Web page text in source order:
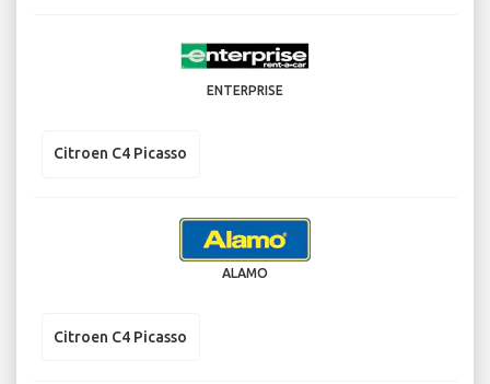
ENTERPRISE
Citroen C4 Picasso
ALAMO
Citroen C4 Picasso